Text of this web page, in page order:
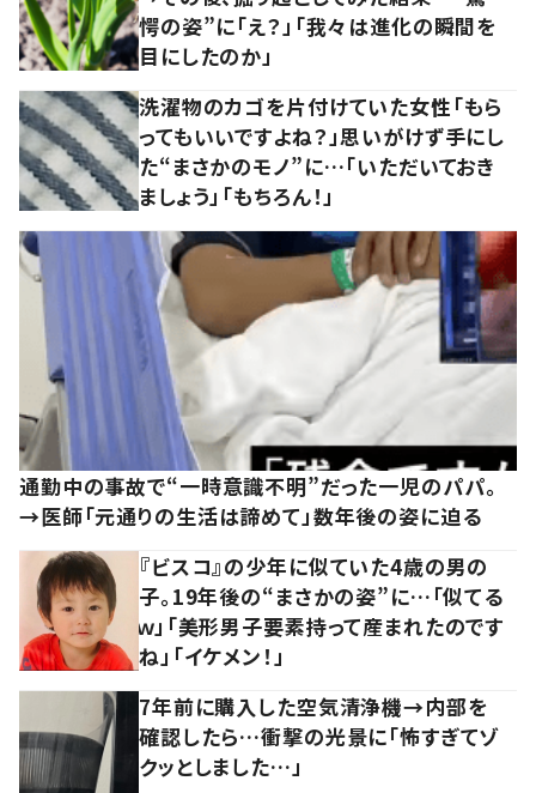
愕の姿”に「え？」「我々は進化の瞬間を
目にしたのか」
洗濯物のカゴを片付けていた女性「もら
ってもいいですよね？」思いがけず手にし
た“まさかのモノ”に…「いただいておき
ましょう」「もちろん！」
通勤中の事故で“一時意識不明”だった一児のパパ。
→医師「元通りの生活は諦めて」数年後の姿に迫る
『ビスコ』の少年に似ていた4歳の男の
子。19年後の“まさかの姿”に…「似てる
ｗ」「美形男子要素持って産まれたのです
ね」「イケメン！」
7年前に購入した空気清浄機→内部を
確認したら…衝撃の光景に「怖すぎてゾ
クッとしました…」